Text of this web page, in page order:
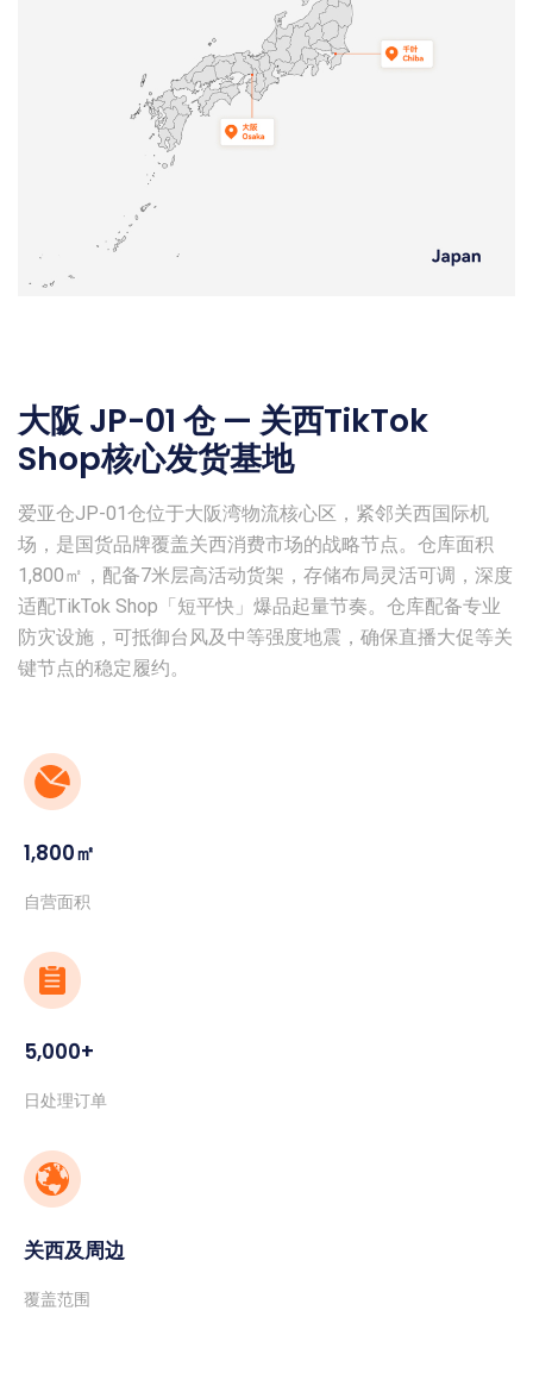
大阪 JP-01 仓 — 关西TikTok
Shop核心发货基地
爱亚仓JP-01仓位于大阪湾物流核心区，紧邻关西国际机
场，是国货品牌覆盖关西消费市场的战略节点。仓库面积
1,800㎡，配备7米层高活动货架，存储布局灵活可调，深度
适配TikTok Shop「短平快」爆品起量节奏。仓库配备专业
防灾设施，可抵御台风及中等强度地震，确保直播大促等关
键节点的稳定履约。
1,800㎡
自营面积
5,000+
日处理订单
关西及周边
覆盖范围